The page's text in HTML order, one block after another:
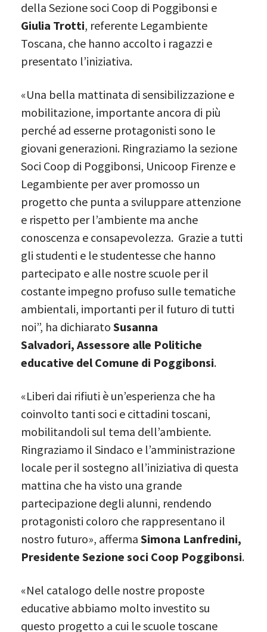
della Sezione soci Coop di Poggibonsi e
Giulia Trotti, referente Legambiente
Toscana, che hanno accolto i ragazzi e
presentato l’iniziativa.
«Una bella mattinata di sensibilizzazione e
mobilitazione, importante ancora di più
perché ad esserne protagonisti sono le
giovani generazioni. Ringraziamo la sezione
Soci Coop di Poggibonsi, Unicoop Firenze e
Legambiente per aver promosso un
progetto che punta a sviluppare attenzione
e rispetto per l’ambiente ma anche
conoscenza e consapevolezza. Grazie a tutti
gli studenti e le studentesse che hanno
partecipato e alle nostre scuole per il
costante impegno profuso sulle tematiche
ambientali, importanti per il futuro di tutti
noi”, ha dichiarato Susanna
Salvadori, Assessore alle Politiche
educative del Comune di Poggibonsi.
«Liberi dai rifiuti è un’esperienza che ha
coinvolto tanti soci e cittadini toscani,
mobilitandoli sul tema dell’ambiente.
Ringraziamo il Sindaco e l’amministrazione
locale per il sostegno all’iniziativa di questa
mattina che ha visto una grande
partecipazione degli alunni, rendendo
protagonisti coloro che rappresentano il
nostro futuro», afferma Simona Lanfredini,
Presidente Sezione soci Coop Poggibonsi.
«Nel catalogo delle nostre proposte
educative abbiamo molto investito su
questo progetto a cui le scuole toscane